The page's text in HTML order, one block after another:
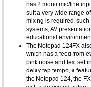
has 2 mono mic/line
suit a very wide range
mixing is required,
systems, AV
educational
The Notepad 124FX
which has a feed from
pink noise and test
delay tap tempo, a
the Notepad 124, the